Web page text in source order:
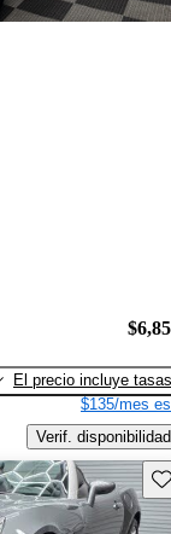
El precio incluye tasas
$135/mes
Verif. disponibilidad